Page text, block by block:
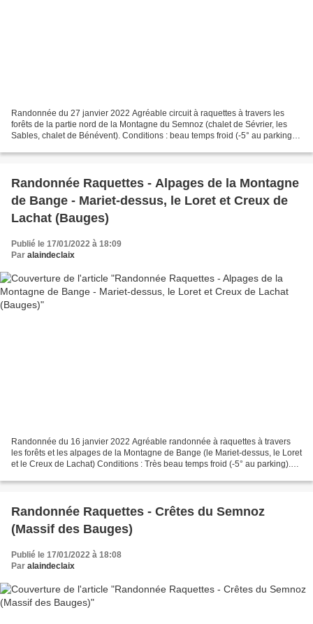
Randonnée du 27 janvier 2022 Agréable circuit à raquettes à travers les
forêts de la partie nord de la Montagne du Semnoz (chalet de Sévrier, les
Sables, chalet de Bénévent). Conditions : beau temps froid (-5° au parking).
Randonnée Raquettes - Alpages de la Montagne
de Bange - Mariet-dessus, le Loret et Creux de
Lachat (Bauges)
Publié le 17/01/2022 à 18:09
Par alaindeclaix
Randonnée du 16 janvier 2022 Agréable randonnée à raquettes à travers
les forêts et les alpages de la Montagne de Bange (le Mariet-dessus, le Loret
et le Creux de Lachat) Conditions : Très beau temps froid (-5° au parking).
Randonnée Raquettes - Crêtes du Semnoz
(Massif des Bauges)
Publié le 17/01/2022 à 18:08
Par alaindeclaix